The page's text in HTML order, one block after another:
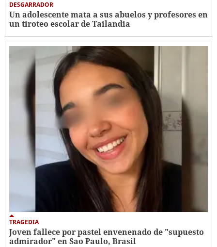
DESGARRADOR
Un adolescente mata a sus abuelos y profesores en
un tiroteo escolar de Tailandia
TRAGEDIA
Joven fallece por pastel envenenado de "supuesto
admirador" en Sao Paulo, Brasil